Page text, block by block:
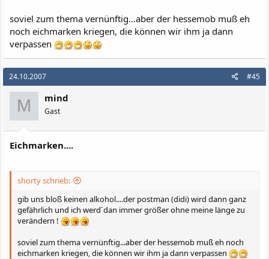
soviel zum thema vernünftig...aber der hessemob muß eh
noch eichmarken kriegen, die können wir ihm ja dann
verpassen
24.10.2007 #45
M mind
Gast
Eichmarken....
shorty schrieb:
gib uns bloß keinen alkohol....der postman (didi) wird dann ganz
gefährlich und ich werd´dan immer größer ohne meine länge zu
verändern !
soviel zum thema vernünftig...aber der hessemob muß eh noch
eichmarken kriegen, die können wir ihm ja dann verpassen